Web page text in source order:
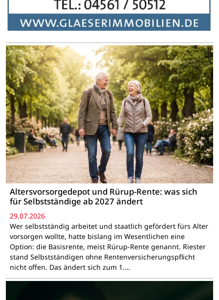
Altersvorsorgedepot und Rürup-Rente: was sich
für Selbstständige ab 2027 ändert
29.07.2026
Wer selbstständig arbeitet und staatlich gefördert fürs Alter
vorsorgen wollte, hatte bislang im Wesentlichen eine
Option: die Basisrente, meist Rürup-Rente genannt. Riester
stand Selbstständigen ohne Rentenversicherungspflicht
nicht offen. Das ändert sich zum 1.…